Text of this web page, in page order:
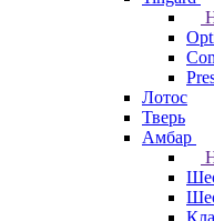
Лотос
Тверь
Амбар